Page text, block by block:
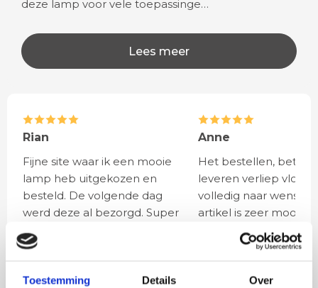
Toestemming Details Over
deze lamp voor vele toepassinge…
Lees meer
Rian
Fijne site waar ik een mooie
lamp heb uitgekozen en
besteld. De volgende dag
werd deze al bezorgd. Super
netjes en veilig verpakt.
Anne
Het bestellen,
leveren verliep vlot en
volledig naar wens.
artikel is zeer mooi
veel sfeer, het is ook
eenvoudig te